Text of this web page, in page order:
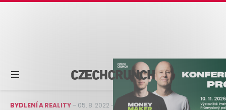
BYDLENÍ A REALITY– 05. 8. 2022 – 1 min čtení